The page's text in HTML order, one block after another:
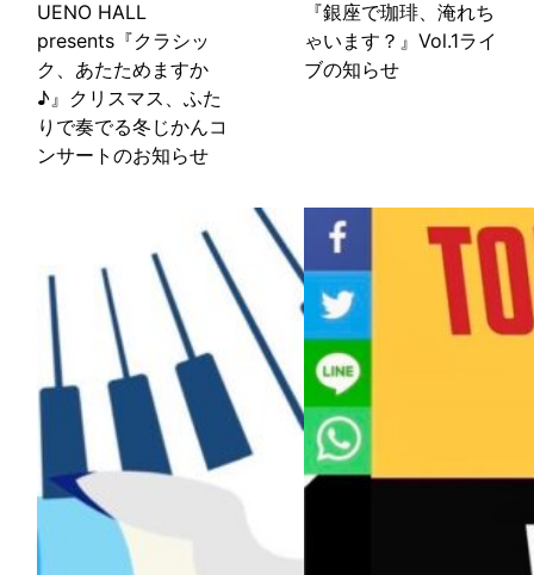
UENO HALL
presents『クラシッ
ク、あたためますか
♪』クリスマス、ふた
りで奏でる冬じかんコ
ンサートのお知らせ
『銀座で珈琲、淹れち
ゃいます？』Vol.1ライ
ブの知らせ